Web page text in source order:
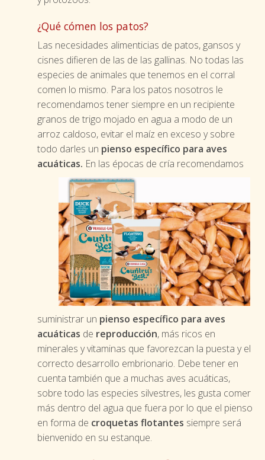
¿Qué cómen los patos?
Las necesidades alimenticias de patos, gansos y
cisnes difieren de las de las gallinas. No todas las
especies de animales que tenemos en el corral
comen lo mismo. Para los patos nosotros le
recomendamos tener siempre en un recipiente
granos de trigo mojado en agua a modo de un
arroz caldoso, evitar el maíz en exceso y sobre
todo darles un pienso específico para aves
acuáticas. En las épocas de cría recomendamos
suministrar un pienso específico para aves
acuáticas de reproducción, más ricos en
minerales y vitaminas que favorezcan la puesta y el
correcto desarrollo embrionario. Debe tener en
cuenta también que a muchas aves acuáticas,
sobre todo las especies silvestres, les gusta comer
más dentro del agua que fuera por lo que el pienso
en forma de croquetas flotantes siempre será
bienvenido en su estanque.